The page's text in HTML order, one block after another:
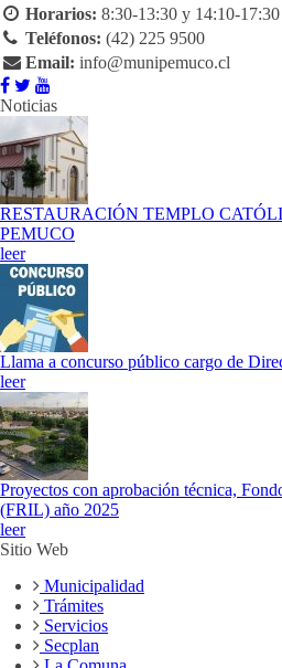
Horarios: 8:30-13:30 y 14:10-17:30
Teléfonos: (42) 225 9500
Email: info@munipemuco.cl
Noticias
RESTAURACIÓN TEMPLO
PEMUCO
leer
Llama a concurso público cargo de
leer
Proyectos con aprobación técnica,
(FRIL) año 2025
leer
Sitio Web
Municipalidad
Trámites
Servicios
Secplan